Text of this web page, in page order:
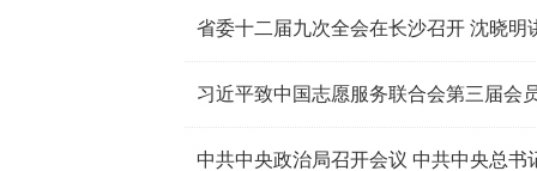
省委十二届九次全会在长沙召开 沈晓明
习近平致中国志愿服务联合会第三届会
中共中央政治局召开会议 中共中央总书